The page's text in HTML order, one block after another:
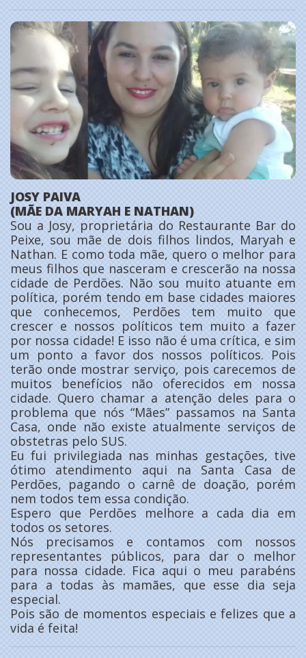
JOSY PAIVA
(MÃE DA MARYAH E NATHAN)
Sou a Josy, proprietária do Restaurante Bar do
Peixe, sou mãe de dois filhos lindos, Maryah e
Nathan. E como toda mãe, quero o melhor para
meus filhos que nasceram e crescerão na nossa
cidade de Perdões. Não sou muito atuante em
política, porém tendo em base cidades maiores
que conhecemos, Perdões tem muito que
crescer e nossos políticos tem muito a fazer
por nossa cidade! E isso não é uma crítica, e sim
um ponto a favor dos nossos políticos. Pois
terão onde mostrar serviço, pois carecemos de
muitos benefícios não oferecidos em nossa
cidade. Quero chamar a atenção deles para o
problema que nós “Mães” passamos na Santa
Casa, onde não existe atualmente serviços de
obstetras pelo SUS.
Eu fui privilegiada nas minhas gestações, tive
ótimo atendimento aqui na Santa Casa de
Perdões, pagando o carnê de doação, porém
nem todos tem essa condição.
Espero que Perdões melhore a cada dia em
todos os setores.
Nós precisamos e contamos com nossos
representantes públicos, para dar o melhor
para nossa cidade. Fica aqui o meu parabéns
para a todas às mamães, que esse dia seja
especial.
Pois são de momentos especiais e felizes que a
vida é feita!